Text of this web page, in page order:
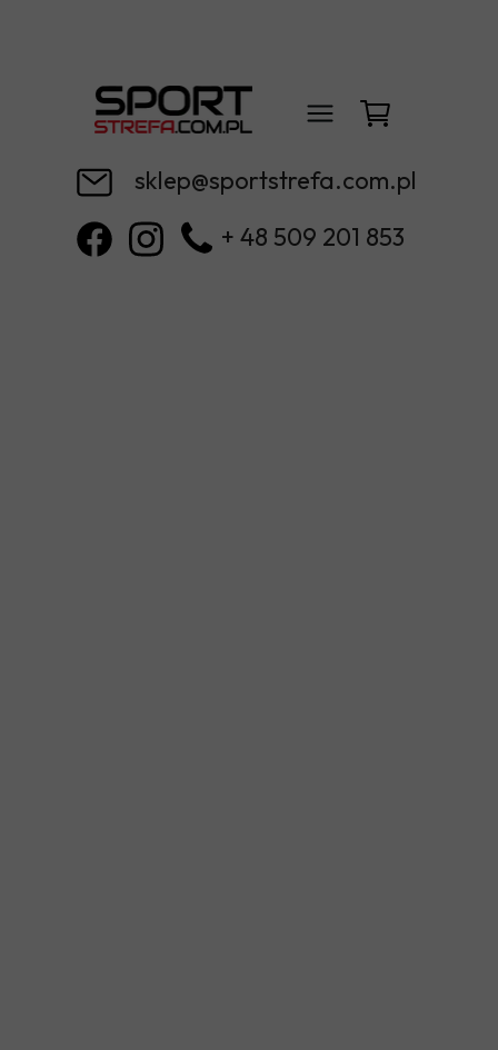
sklep@sportstrefa.com.pl
+ 48 509 201 853